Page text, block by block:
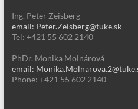
Ing. Peter Zeisberg
email: Peter.Zeisberg@tuke.sk
Tel: +421 55 602 2140
PhDr. Monika Molnárová
email:
Phone: +421 55 602 2140